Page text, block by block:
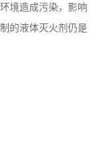
境造成污染，影响
的液体灭火剂仍是